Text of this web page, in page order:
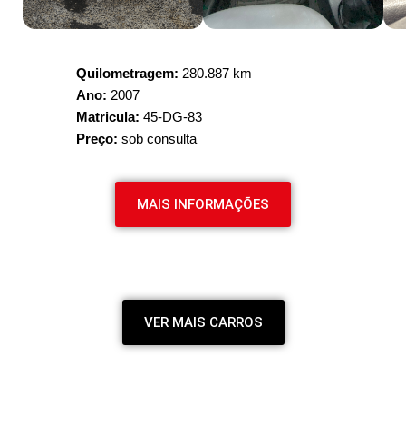
Quilometragem: 280.887 km
Ano: 2007
Matricula: 45-DG-83
Preço: sob consulta
MAIS INFORMAÇÕES
VER MAIS CARROS